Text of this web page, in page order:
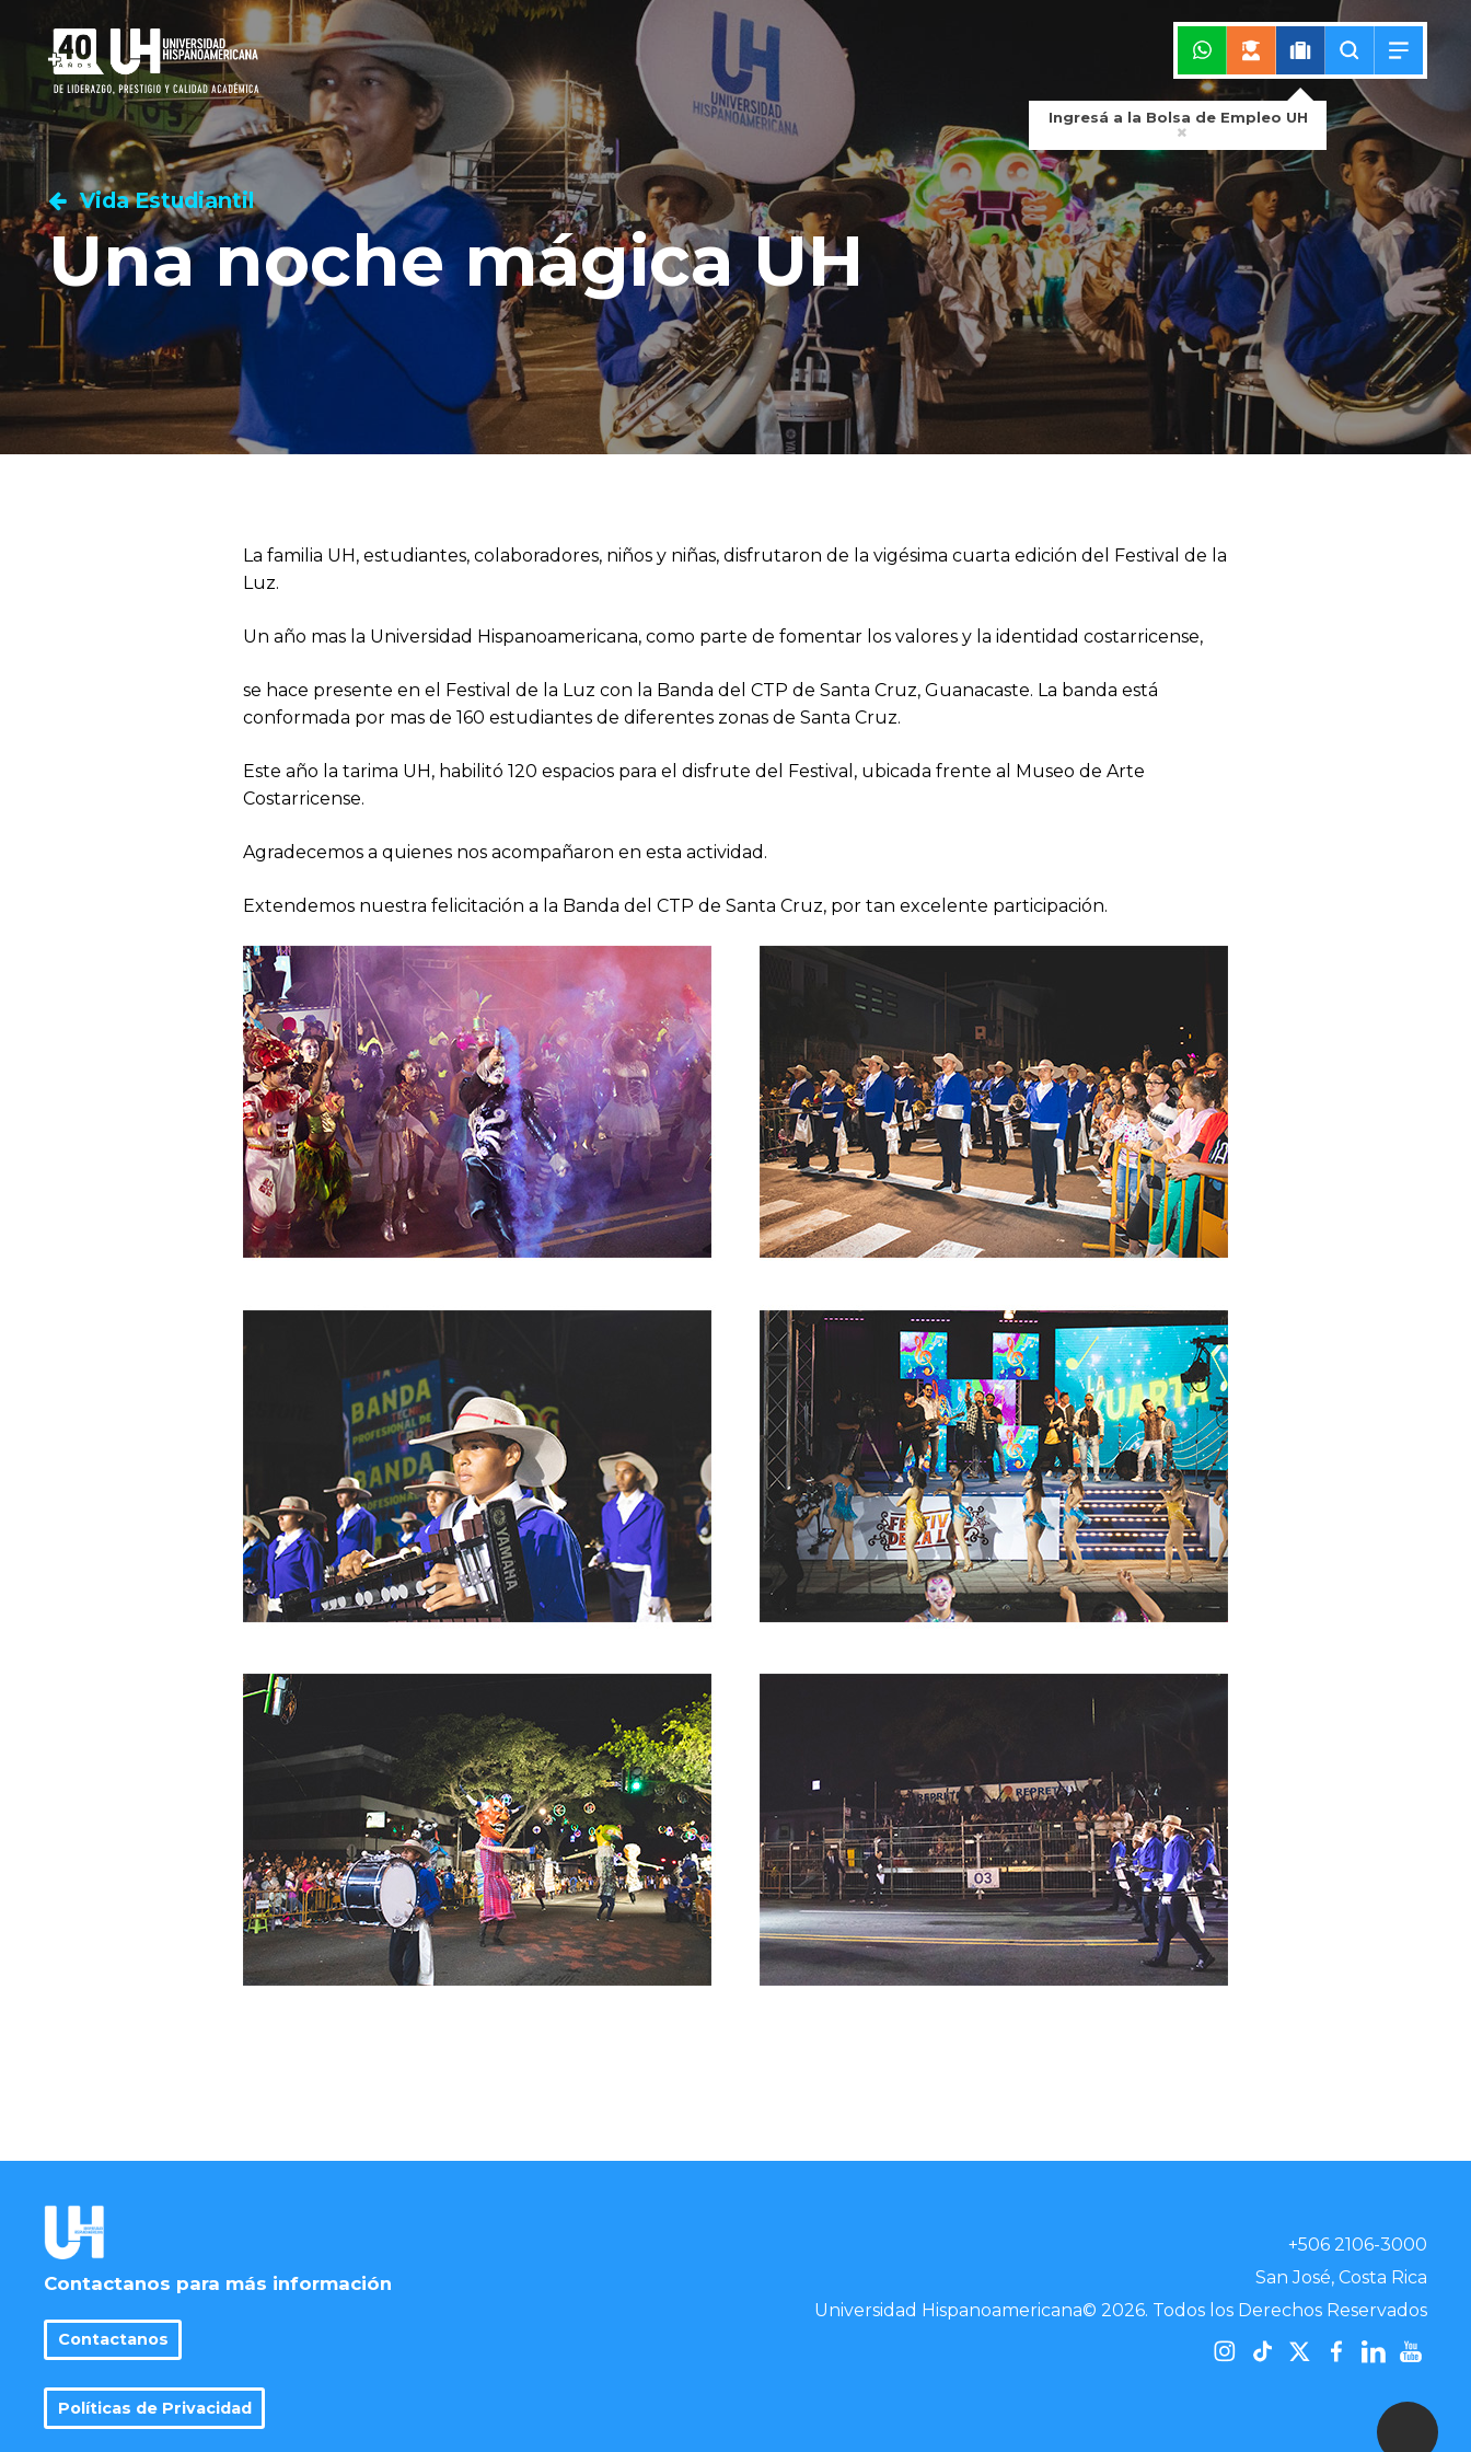
Ingresá a la Bolsa de Empleo UH
Vida Estudiantil
Una noche mágica UH
La familia UH, estudiantes, colaboradores, niños y niñas, disfrutaron de la vigésima cuarta edición del Festival de la
Luz.
Un año mas la Universidad Hispanoamericana, como parte de fomentar los valores y la identidad costarricense,
se hace presente en el Festival de la Luz con la Banda del CTP de Santa Cruz, Guanacaste. La banda está
conformada por mas de 160 estudiantes de diferentes zonas de Santa Cruz.
Este año la tarima UH, habilitó 120 espacios para el disfrute del Festival, ubicada frente al Museo de Arte
Costarricense.
Agradecemos a quienes nos acompañaron en esta actividad.
Extendemos nuestra felicitación a la Banda del CTP de Santa Cruz, por tan excelente participación.
Contactanos para más información
Contactanos
Políticas de Privacidad
+506 2106-3000
San José, Costa Rica
Universidad Hispanoamericana© 2026. Todos los Derechos Reservados